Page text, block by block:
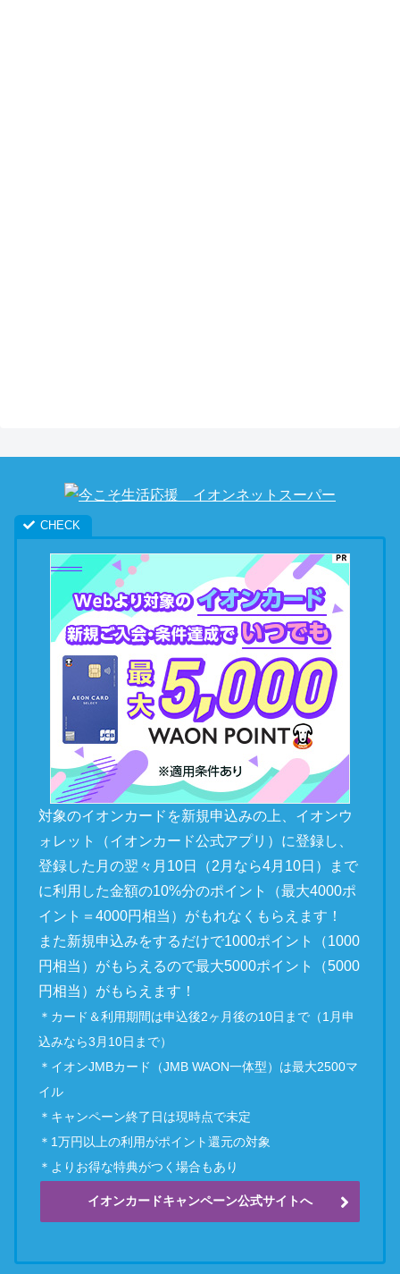
対象のイオンカードを新規申込みの上、イオンウ
ォレット（イオンカード公式アプリ）に登録し、
登録した月の翌々月10日（2月なら4月10日）まで
に利用した金額の10%分のポイント（最大4000ポ
イント＝4000円相当）がもれなくもらえます！
また新規申込みをするだけで1000ポイント（1000
円相当）がもらえるので最大5000ポイント（5000
円相当）がもらえます！
＊カード＆利用期間は申込後2ヶ月後の10日まで（1月申
込みなら3月10日まで）
＊イオンJMBカード（JMB WAON一体型）は最大2500マ
イル
＊キャンペーン終了日は現時点で未定
＊1万円以上の利用がポイント還元の対象
＊よりお得な特典がつく場合もあり
イオンカードキャンペーン公式サイトへ